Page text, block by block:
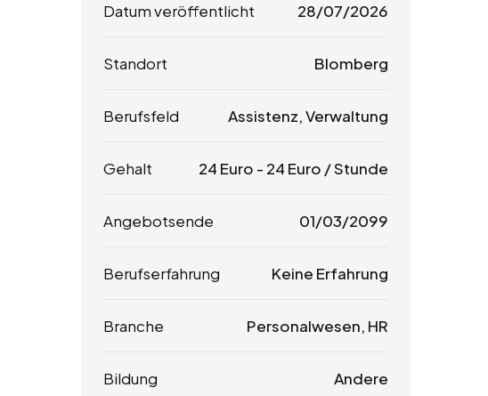
Datum veröffentlicht 28/07/2026
Standort Blomberg
Berufsfeld Assistenz, Verwaltung
Gehalt 24 Euro - 24 Euro / Stunde
Angebotsende 01/03/2099
Berufserfahrung Keine Erfahrung
Branche Personalwesen, HR
Bildung Andere